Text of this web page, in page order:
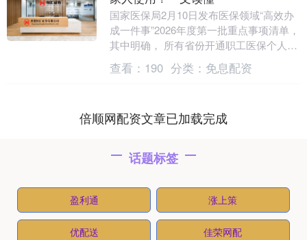
国家医保局2月10日发布医保领域“高效办
成一件事”2026年度第一批重点事项清单，
其中明确， 所有省份开通职工医保个人账
户跨省共济。 什么是跨省共济？ 简单来
说....
查看： 190 分类： 免息配资
倍顺网配资文章已加载完成
话题标签
盈利通 涨上策
优配送 佳荣网配